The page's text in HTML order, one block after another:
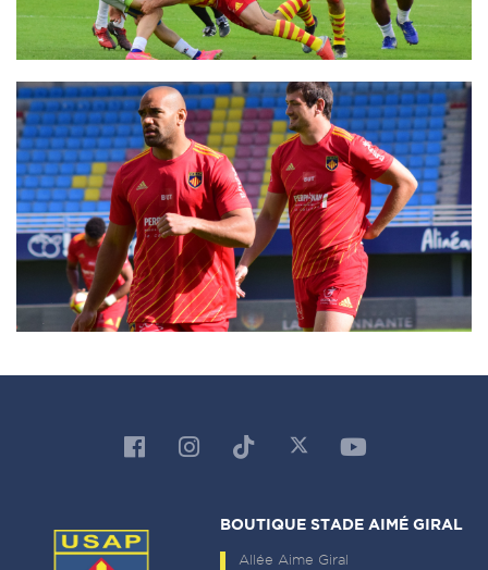
BOUTIQUE STADE AIMÉ GIRAL
Allée Aime Giral